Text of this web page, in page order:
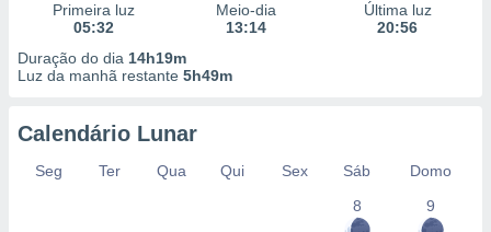
Primeira luz
05:32
Meio-dia
13:14
Última luz
20:56
Duração do dia 14h19m
Luz da manhã restante 5h49m
Calendário Lunar
Seg Ter Qua Qui Sex Sáb
Domo
8
9